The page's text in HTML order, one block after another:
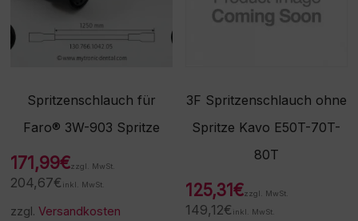
Spritzenschlauch für
Faro® 3W-903 Spritze
171,99€zzgl. MwSt.
204,67€ inkl. MwSt.
zzgl.Versandkosten
3F Spritzenschlauch ohne
Spritze Kavo E50T-70T-
80T
125,31€zzgl. MwSt.
149,12€ inkl. MwSt.